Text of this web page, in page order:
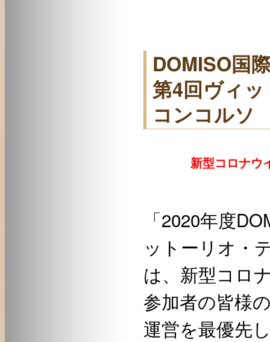
DOMISO国
第4回ヴィ
コンコルソ
新型コロナウ
「2020年度
ットーリオ・
は、新型コロ
参加者の皆様
運営を最優先